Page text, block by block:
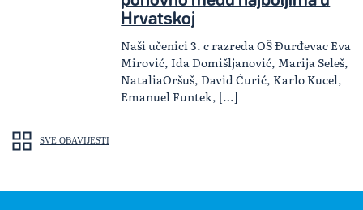
Hrvatskoj
Naši učenici 3. c razreda OŠ Đurđevac Eva
Mirović, Ida Domišljanović, Marija Seleš,
NataliaOršuš, David Ćurić, Karlo Kucel,
Emanuel Funtek, […]
SVE OBAVIJESTI